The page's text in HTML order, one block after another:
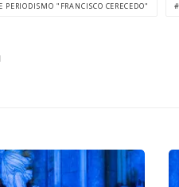
PERIODISMO "FRANCISCO CERECEDO"